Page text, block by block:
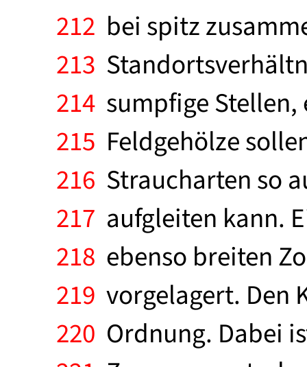
212 bei spitz
213
214 sumpfige
215 Feldgehölze
216 Straucharten so
217 aufgleiten kann.
218 ebenso breiten
219 vorgelagert. Den
220 Ordnung. Dabei